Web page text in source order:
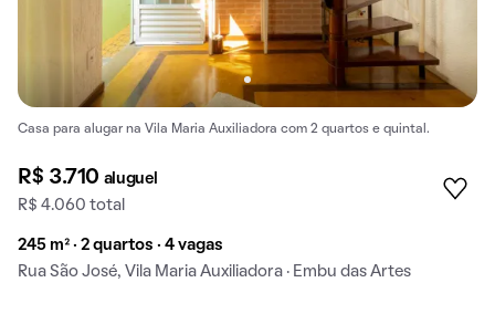
Casa para alugar na Vila Maria Auxiliadora com 2 quartos e quintal.
R$ 3.710 aluguel
R$ 4.060 total
245 m² · 2 quartos · 4 vagas
Rua São José, Vila Maria Auxiliadora · Embu das Artes